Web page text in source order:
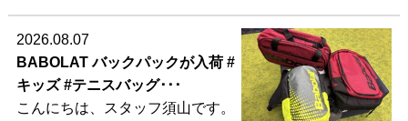
2026.08.07
BABOLAT バックパックが入荷 #
キッズ #テニスバッグ･･･
こんにちは、スタッフ須山です。